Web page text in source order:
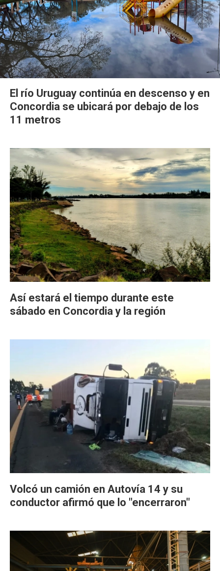
El río Uruguay continúa en descenso y en
Concordia se ubicará por debajo de los
11 metros
Así estará el tiempo durante este
sábado en Concordia y la región
Volcó un camión en Autovía 14 y su
conductor afirmó que lo "encerraron"